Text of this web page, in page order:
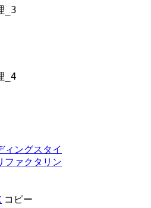
_3
_4
ィングスタイ
ファクタリン
コピー